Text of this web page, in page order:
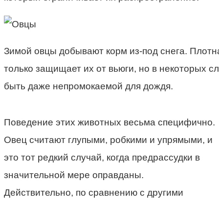
Зимой овцы добывают корм из-под снега.
только защищает их от вьюги, но в некоторых
быть даже непромокаемой для дождя.
Поведение этих животных весьма специфично.
Овец считают глупыми, робкими и упрямыми, и
это тот редкий случай, когда предрассудки в
значительной мере оправданы.
Действительно, по сравнению с другими